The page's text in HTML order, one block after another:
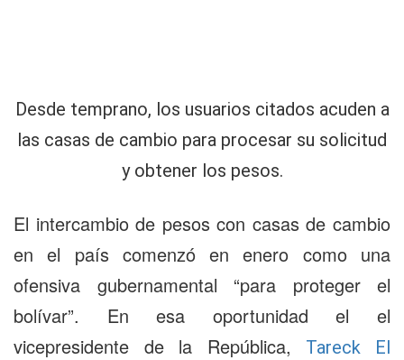
Desde temprano, los usuarios citados acuden a
las casas de cambio para procesar su solicitud
y obtener los pesos.
El intercambio de pesos con casas de cambio
en el país comenzó en enero como una
ofensiva gubernamental “para proteger el
bolívar”. En esa oportunidad el el
vicepresidente de la República,
Tareck El